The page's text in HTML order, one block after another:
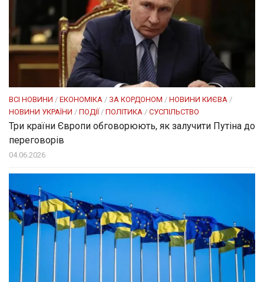
ВСІ НОВИНИ / ЕКОНОМІКА / ЗА КОРДОНОМ / НОВИНИ КИЄВА /
НОВИНИ УКРАЇНИ / ПОДІЇ / ПОЛІТИКА / СУСПІЛЬСТВО
Три країни Європи обговорюють, як залучити Путіна до
переговорів
04.06.2026